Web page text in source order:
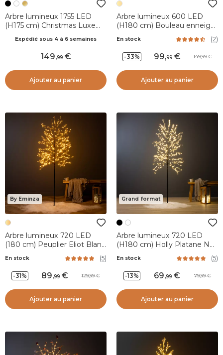
Arbre lumineux 1755 LED
(H175 cm) Christmas Luxe
Expédié sous 4 à 6 semaines
149,99
Ajouter au panier
Arbre lumineux 600 LED
(H180 cm) Bouleau enneigé
En stock (2)
-33% 99,99 149,99
Ajouter au panier
By Eminza
Arbre lumineux 720 LED
(180 cm) Peuplier Eliot Blanc
En stock (5)
-31% 89,99 129,99
Ajouter au panier
Grand format
Arbre lumineux 720 LED
(H180 cm) Holly Platane Noir
En stock (5)
-13% 69,99 79,99
Ajouter au panier